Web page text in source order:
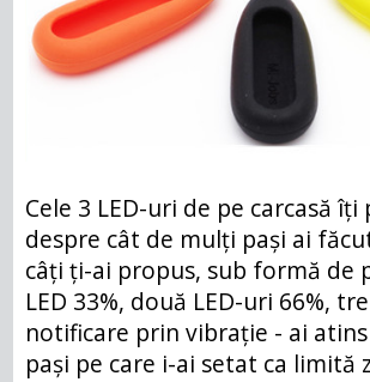
Cele 3 LED-uri de pe carcasă
despre cât de mulți pași ai
câți ți-ai propus, sub formă de
LED 33%, două LED-uri 66%,
notificare prin vibrație - ai
pași pe care i-ai setat ca limită